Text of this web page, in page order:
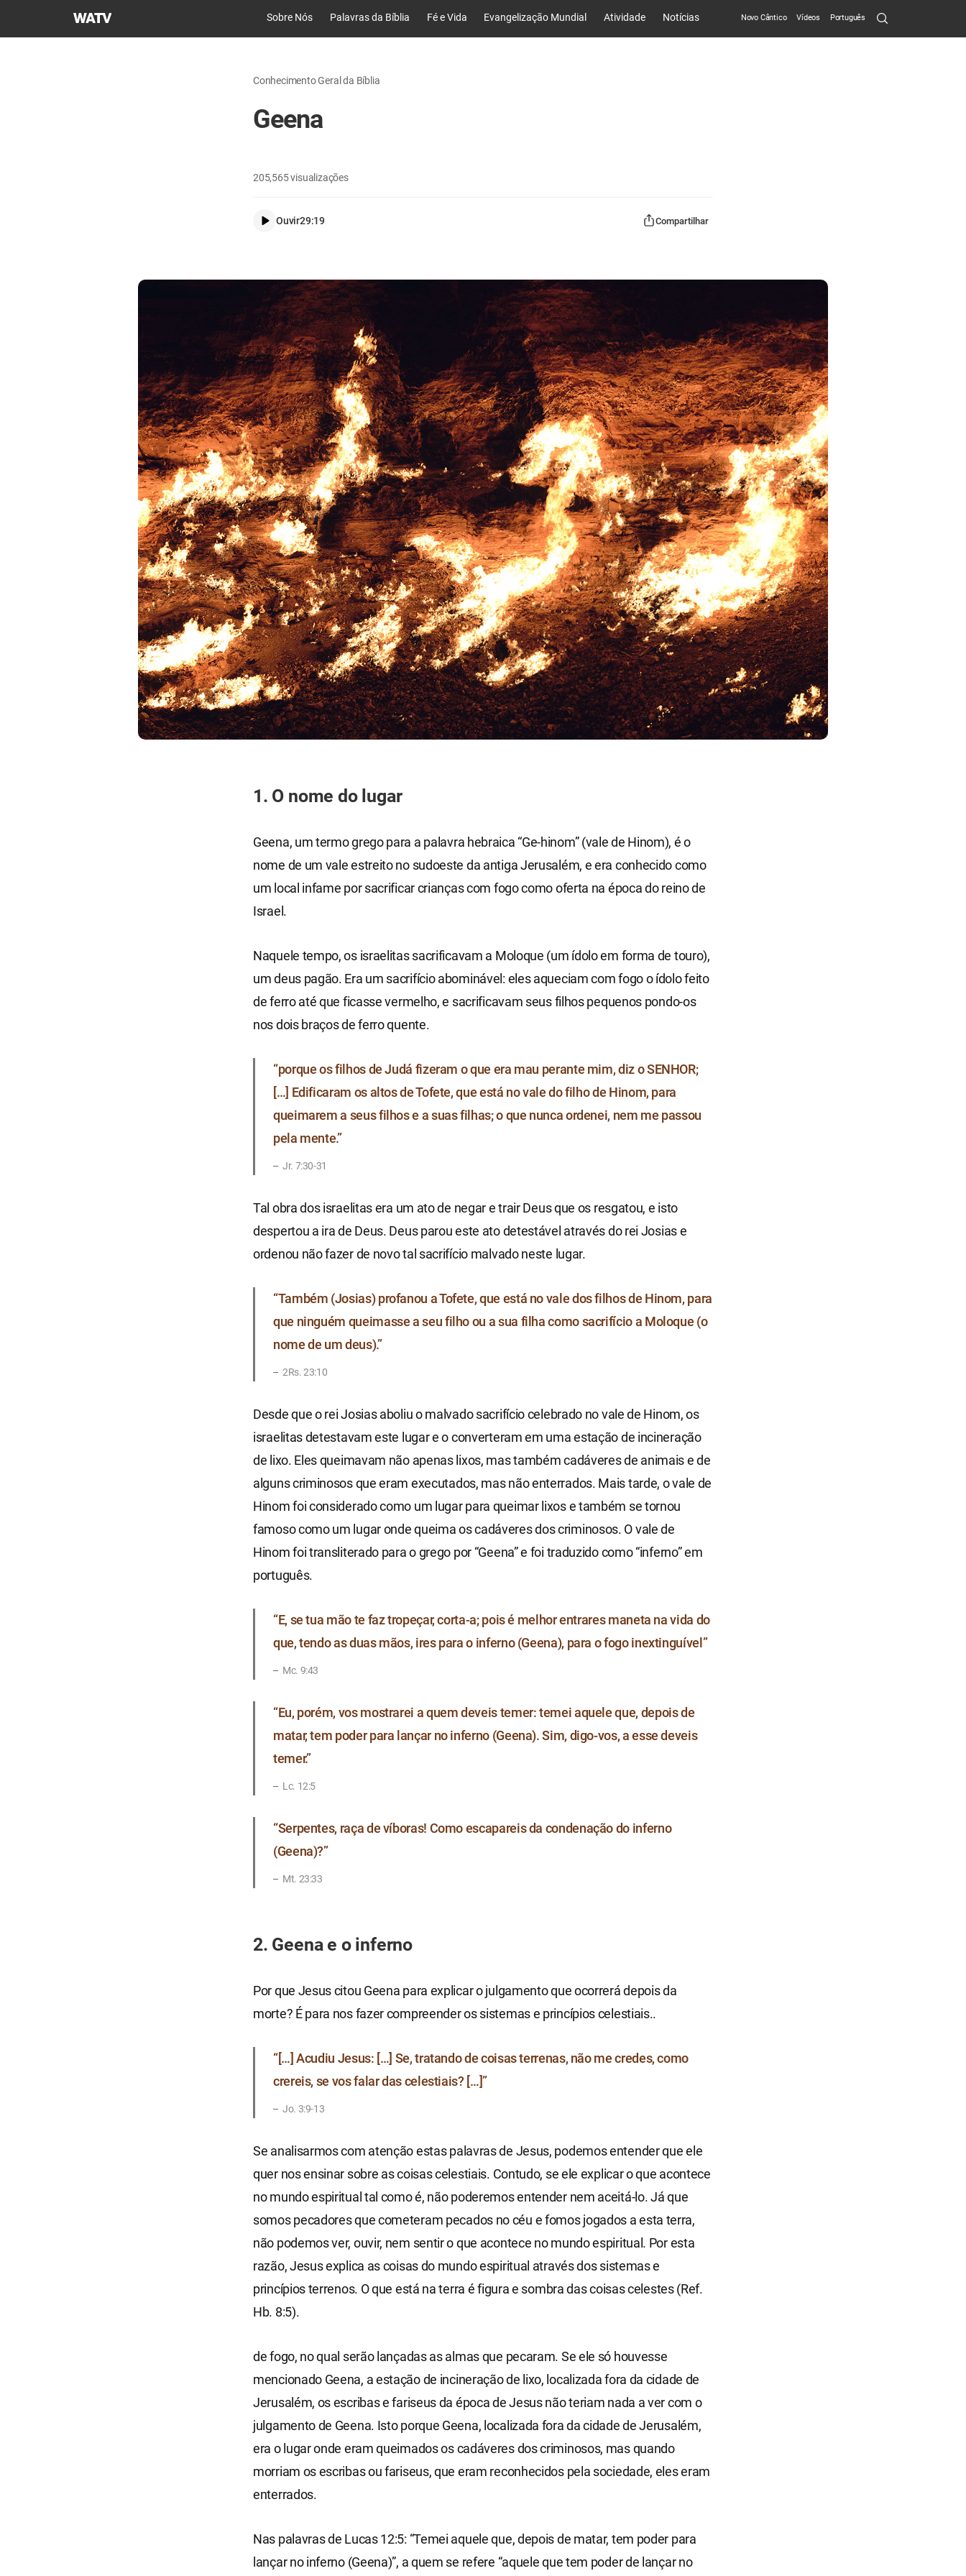
Igreja
Sobre Nós Palavras da Bíblia Fé e Vida Evangelização Mundial Atividade Notícias Novo Cântico Vídeos Português Search
Submit
Conhecimento Geral da Bíblia
Geena
205,565visualizações
Ouvir29:19 Compartilhar
1. O nome do lugar
Geena, um termo grego para a palavra hebraica “Ge-hinom” (vale de Hinom), é o
nome de um vale estreito no sudoeste da antiga Jerusalém, e era conhecido como
um local infame por sacrificar crianças com fogo como oferta na época do reino de
Israel.
Naquele tempo, os israelitas sacrificavam a Moloque (um ídolo em forma de touro),
um deus pagão. Era um sacrifício abominável: eles aqueciam com fogo o ídolo feito
de ferro até que ficasse vermelho, e sacrificavam seus filhos pequenos pondo-os
nos dois braços de ferro quente.
“porque os filhos de Judá fizeram o que era mau perante mim, diz o SENHOR;
[…] Edificaram os altos de Tofete, que está no vale do filho de Hinom, para
queimarem a seus filhos e a suas filhas; o que nunca ordenei, nem me passou
pela mente.”
​Jr. 7:30-31
Tal obra dos israelitas era um ato de negar e trair Deus que os resgatou, e isto
despertou a ira de Deus. Deus parou este ato detestável através do rei Josias e
ordenou não fazer de novo tal sacrifício malvado neste lugar.
“Também (Josias) profanou a Tofete, que está no vale dos filhos de Hinom, para
que ninguém queimasse a seu filho ou a sua filha como sacrifício a Moloque (o
nome de um deus).”
2Rs. 23:10
Desde que o rei Josias aboliu o malvado sacrifício celebrado no vale de Hinom, os
israelitas detestavam este lugar e o converteram em uma estação de incineração
de lixo. Eles queimavam não apenas lixos, mas também cadáveres de animais e de
alguns criminosos que eram executados, mas não enterrados. Mais tarde, o vale de
Hinom foi considerado como um lugar para queimar lixos e também se tornou
famoso como um lugar onde queima os cadáveres dos criminosos. O vale de
Hinom foi transliterado para o grego por “Geena” e foi traduzido como “inferno” em
português.
“E, se tua mão te faz tropeçar, corta-a; pois é melhor entrares maneta na vida do
que, tendo as duas mãos, ires para o inferno (Geena), para o fogo inextinguível”
Mc. 9:43
“Eu, porém, vos mostrarei a quem deveis temer: temei aquele que, depois de
matar, tem poder para lançar no inferno (Geena). Sim, digo-vos, a esse deveis
temer.”
​Lc. 12:5
“Serpentes, raça de víboras! Como escapareis da condenação do inferno
(Geena)?”
​Mt. 23:33
2. Geena e o inferno
Por que Jesus citou Geena para explicar o julgamento que ocorrerá depois da
morte? É para nos fazer compreender os sistemas e princípios celestiais..
“[…] Acudiu Jesus: […] Se, tratando de coisas terrenas, não me credes, como
crereis, se vos falar das celestiais? […]”
​Jo. 3:9-13
Se analisarmos com atenção estas palavras de Jesus, podemos entender que ele
quer nos ensinar sobre as coisas celestiais. Contudo, se ele explicar o que acontece
no mundo espiritual tal como é, não poderemos entender nem aceitá-lo. Já que
somos pecadores que cometeram pecados no céu e fomos jogados a esta terra,
não podemos ver, ouvir, nem sentir o que acontece no mundo espiritual. Por esta
razão, Jesus explica as coisas do mundo espiritual através dos sistemas e
princípios terrenos. O que está na terra é figura e sombra das coisas celestes (Ref.
Hb. 8:5).
de fogo, no qual serão lançadas as almas que pecaram. Se ele só houvesse
mencionado Geena, a estação de incineração de lixo, localizada fora da cidade de
Jerusalém, os escribas e fariseus da época de Jesus não teriam nada a ver com o
julgamento de Geena. Isto porque Geena, localizada fora da cidade de Jerusalém,
era o lugar onde eram queimados os cadáveres dos criminosos, mas quando
morriam os escribas ou fariseus, que eram reconhecidos pela sociedade, eles eram
enterrados.
Nas palavras de Lucas 12:5: “Temei aquele que, depois de matar, tem poder para
lançar no inferno (Geena)”, a quem se refere “aquele que tem poder de lançar no